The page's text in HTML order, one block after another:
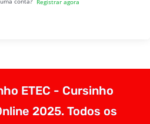
Registrar agora
ETEC - Cursinho
2025. Todos os